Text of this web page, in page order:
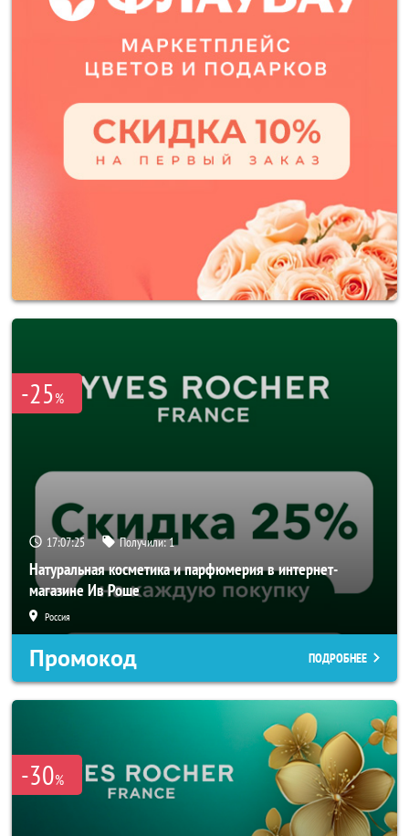
-25%
17:07:24 Получили:1
Натуральная косметика и парфюмерия в интернет-
магазине Ив Роше
Россия
Промокод ПОДРОБНЕЕ
-30%